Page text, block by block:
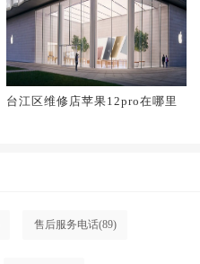
台江区维修店苹果12pro在哪里
售后服务电话(89)